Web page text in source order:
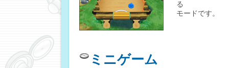
る
モードです。
ミニゲーム